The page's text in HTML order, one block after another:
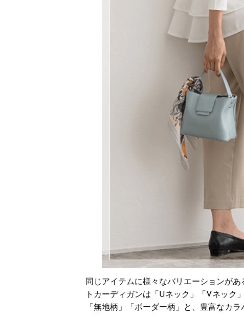
同じアイテムに様々なバリエーションが
トカーディガンは「Uネック」「Vネック
「無地柄」「ボーダー柄」と、豊富なカ